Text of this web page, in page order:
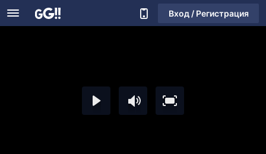
Вход / Регистрация